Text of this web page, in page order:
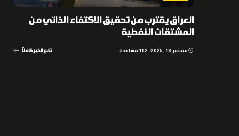
العراق يقترب من تحقيق الاكتفاء الذاتي من
المشتقات النفطية
سبتمبر 18, 2025 102 مشاهدة تابع الخبر كاملاً